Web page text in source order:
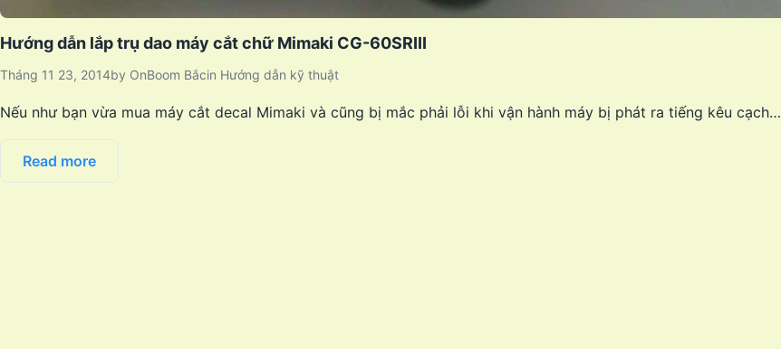
Hướng dẫn lắp trụ dao máy cắt chữ Mimaki CG-60SRIII
Tháng 11 23, 2014by OnBoom Bắcin Hướng dẫn kỹ thuật
Nếu như bạn vừa mua máy cắt decal Mimaki và cũng bị mắc phải lỗi khi vận hành máy bị phát ra tiếng kêu cạch…
Read more